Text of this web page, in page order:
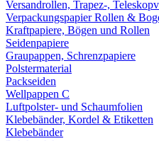
Versandrollen, Trapez-,
Verpackungspapier Rollen &
Kraftpapiere, Bögen und Rollen
Seidenpapiere
Graupappen, Schrenzpapiere
Polstermaterial
Packseiden
Wellpappen C
Luftpolster- und Schaumfolien
Klebebänder, Kordel & Etiketten
Klebebänder